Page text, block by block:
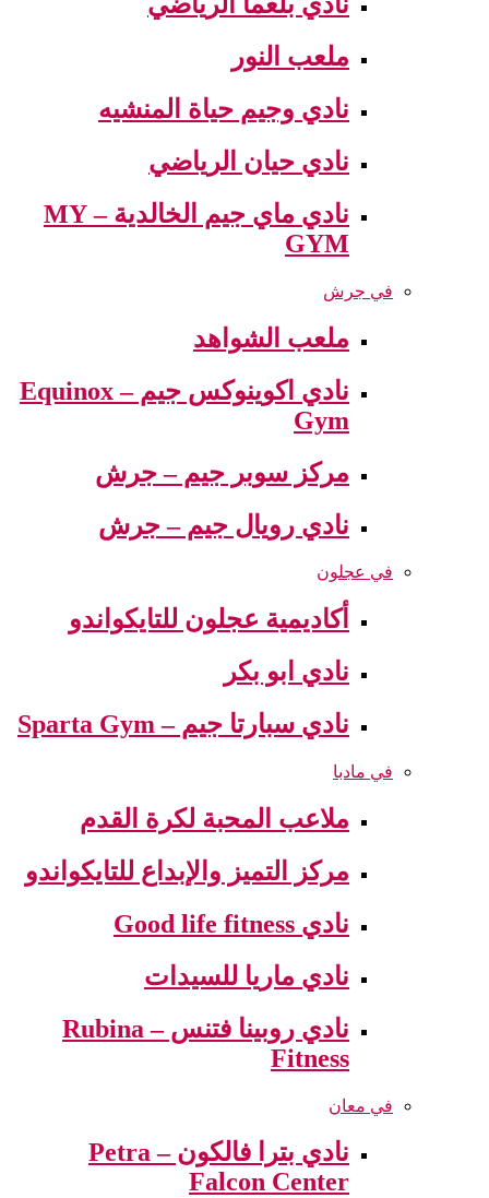
ملعب النور
نادي وجيم حياة المنشيه
نادي حيان الرياضي
نادي ماي جيم الخالدية – MY
GYM
في جرش
ملعب الشواهد
نادي اكوينوكس جيم – Equinox
Gym
مركز سوبر جيم – جرش
نادي رويال جيم – جرش
في عجلون
أكاديمية عجلون للتايكواندو
نادي ابو بكر
نادي سبارتا جيم – Sparta Gym
في مادبا
ملاعب المحبة لكرة القدم
مركز التميز والإبداع للتايكواندو
نادي Good life fitness
نادي ماريا للسيدات
نادي روبينا فتنس – Rubina
Fitness
في معان
نادي بترا فالكون – Petra
Falcon Center